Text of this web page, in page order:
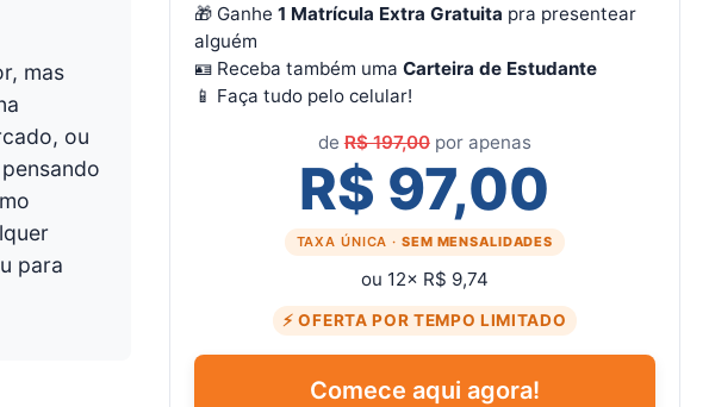
mas
ou
para
🎁 Ganhe 1 Matrícula Extra Gratuita pra presentear
alguém
🪪 Receba também uma Carteira de Estudante
📱 Faça tudo pelo celular!
deR$ 197,00por apenas
R$ 97,00
TAXA ÚNICA · SEM MENSALIDADES
ou 12× R$ 9,74
⚡ OFERTA POR TEMPO LIMITADO
Comece aqui agora!